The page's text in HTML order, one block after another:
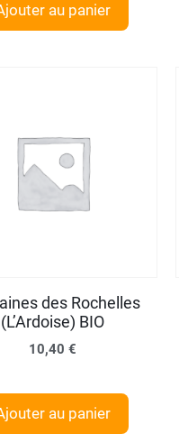
au panier
des Rochelles
(L’Ardoise) BIO
10,40€
au panier